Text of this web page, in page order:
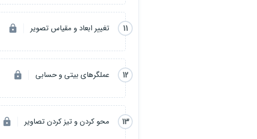
11 تغییر ابعاد و مقیاس تصویر
12 عملگرهای بیتی و حسابی
13 محو کردن و تیز کردن تصاویر